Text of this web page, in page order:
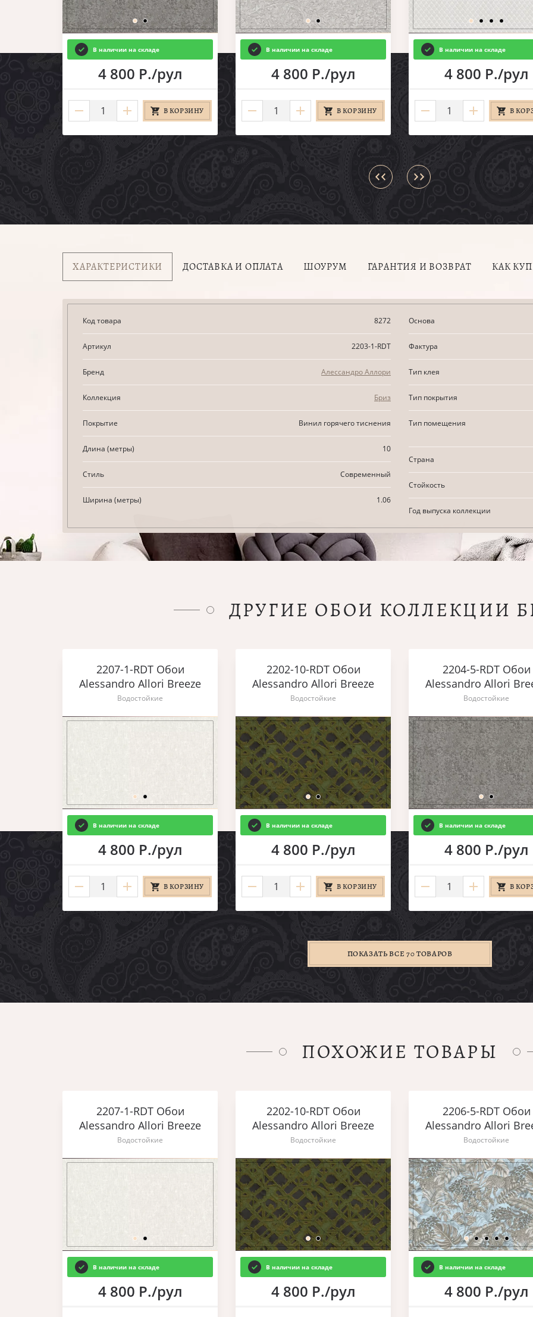
В наличии на складе
4 800 Р./рул
В КОРЗИНУ
В наличии на складе
4 800 Р./рул
В КОРЗИНУ
В наличии на складе
4 800 Р./рул
В
ХАРАКТЕРИСТИКИ ДОСТАВКА И ОПЛАТА ШОУРУМ ГАРАНТИЯ И ВОЗВРАТ КАК
Код товара 8272
Артикул 2203-1-RDT
Бренд Алессандро Аллори
Коллекция Бриз
Покрытие Винил горячего тиснения
Длина (метры) 10
Стиль Современный
Ширина (метры) 1.06
Основа
Фактура
Тип клея
Тип покрытия
Тип помещения
Страна
Стойкость
Год выпуска коллекции
ДРУГИЕ ОБОИ КОЛЛЕКЦИИ
2207-1-RDT Обои
Alessandro Allori Breeze
Водостойкие
В наличии на складе
4 800 Р./рул
В КОРЗИНУ
2202-10-RDT Обои
Alessandro Allori Breeze
Водостойкие
В наличии на складе
4 800 Р./рул
В КОРЗИНУ
2204-5-RDT Обои
Alessandro Allori
Водостойкие
В наличии на складе
4 800 Р./рул
В
ПОКАЗАТЬ ВСЕ 70 ТОВАРОВ
ПОХОЖИЕ ТОВАРЫ
2207-1-RDT Обои
Alessandro Allori Breeze
Водостойкие
В наличии на складе
4 800 Р./рул
2202-10-RDT Обои
Alessandro Allori Breeze
Водостойкие
В наличии на складе
4 800 Р./рул
2206-5-RDT Обои
Alessandro Allori
Водостойкие
В наличии на складе
4 800 Р./рул